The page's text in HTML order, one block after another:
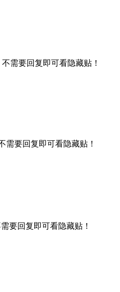
需要回复即可看隐藏贴！
要回复即可看隐藏贴！
要回复即可看隐藏贴！